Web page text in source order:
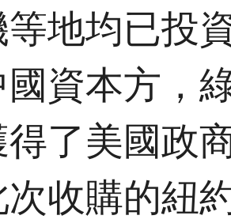
地均已投
資本方，
了美國政
收購的紐